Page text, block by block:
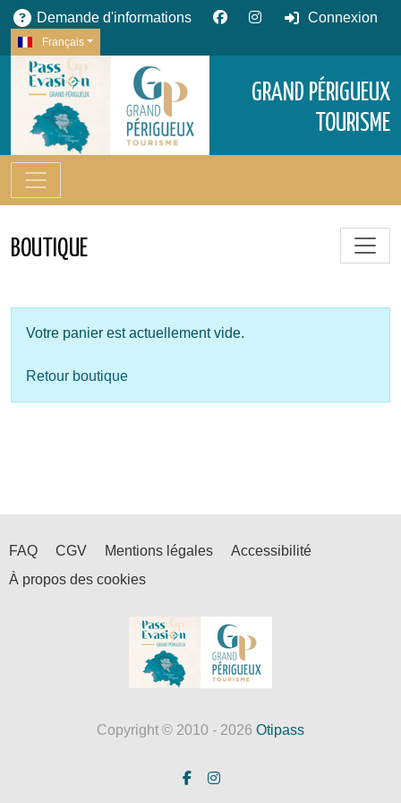
Demande d'informations Connexion
Français
GRAND PÉRIGUEUX
TOURISME
BOUTIQUE
Votre panier est actuellement vide.
Retour boutique
FAQ CGV Mentions légales
Accessibilité
À propos des cookies
Copyright © 2010 - 2026 Otipass